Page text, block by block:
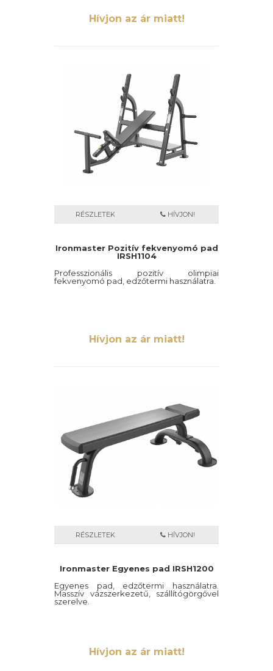
Hívjon az ár miatt!
RÉSZLETEK HÍVJON!
Ironmaster Pozitív fekvenyomó pad
IRSH1104
Professzionális pozitív olimpiai
fekvenyomó pad, edzőtermi használatra.
Hívjon az ár miatt!
RÉSZLETEK HÍVJON!
Ironmaster Egyenes pad IRSH1200
Egyenes pad, edzőtermi használatra.
Masszív vázszerkezetű, szállítógörgővel
szerelve.
Hívjon az ár miatt!